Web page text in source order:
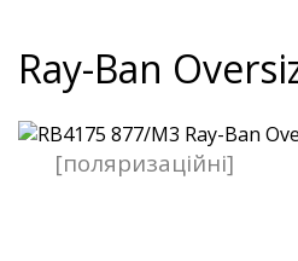
Ray-Ban
[поляризаційні]